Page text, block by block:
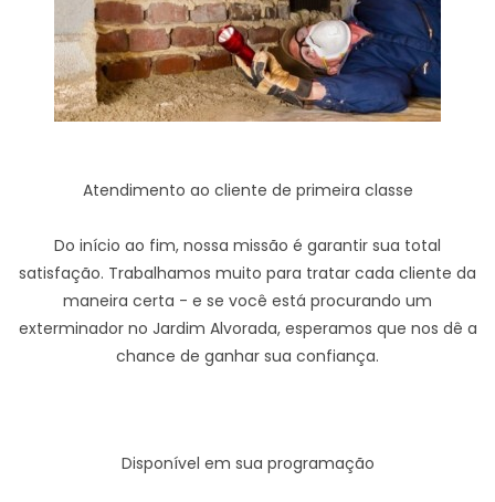
Atendimento ao cliente de primeira classe
Do início ao fim, nossa missão é garantir sua total
satisfação. Trabalhamos muito para tratar cada cliente da
maneira certa - e se você está procurando um
exterminador no Jardim Alvorada, esperamos que nos dê a
chance de ganhar sua confiança.
Disponível em sua programação